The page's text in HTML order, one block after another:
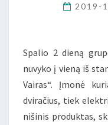
2019-
Spalio 2 dieną
nuvyko į vieną iš
Vairas“. Įmonė
dviračius, tiek
nišinis produktas,